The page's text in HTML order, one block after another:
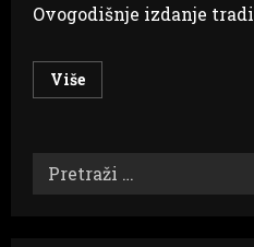
Ovogodišnje izdanje tradi
VišeRead
more
festival
ove
godine
krajem
Pretraži: